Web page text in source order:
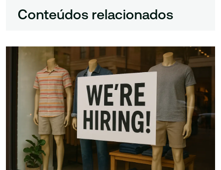
Conteúdos relacionados